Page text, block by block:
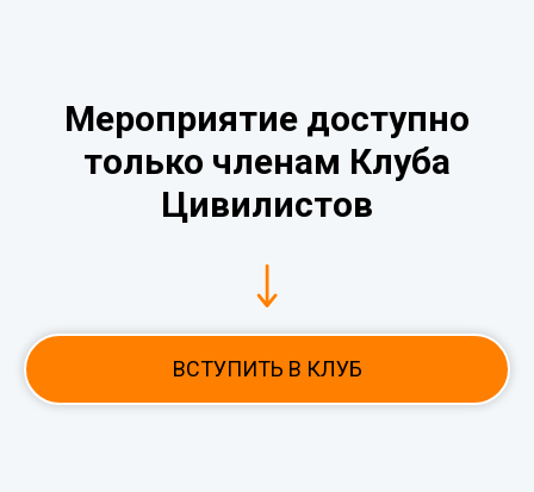
Мероприятие доступно
только членам Клуба
Цивилистов
ВСТУПИТЬ В КЛУБ